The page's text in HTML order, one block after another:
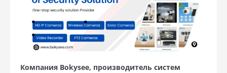
Компания Bokysee, производитель систем